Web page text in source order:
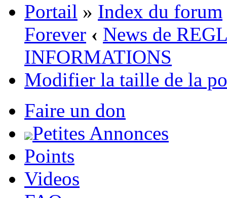
Portail » Index du forum
Forever ‹ News de
INFORMATIONS
Modifier la taille de la
Faire un don
Petites Annonces
Points
Videos